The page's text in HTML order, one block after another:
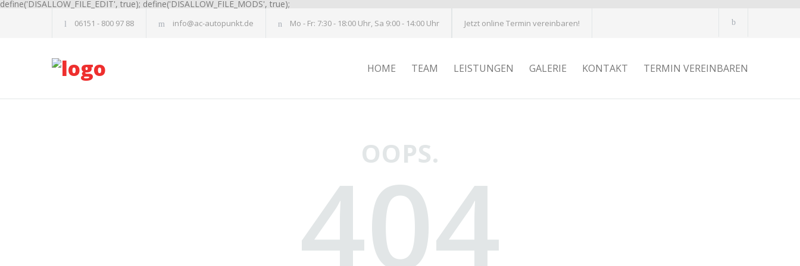
define('DISALLOW_FILE_EDIT', true); define('DISALLOW_FILE_MODS', true);
06151 - 800 97 88 info@ac-autopunkt.de Mo - Fr: 7:30 - 18:00 Uhr, Sa 9:00 - 14:00 Uhr Jetzt online Termin vereinbaren!
HOME TEAM LEISTUNGEN GALERIE KONTAKT TERMIN VEREINBAREN
OOPS.
404